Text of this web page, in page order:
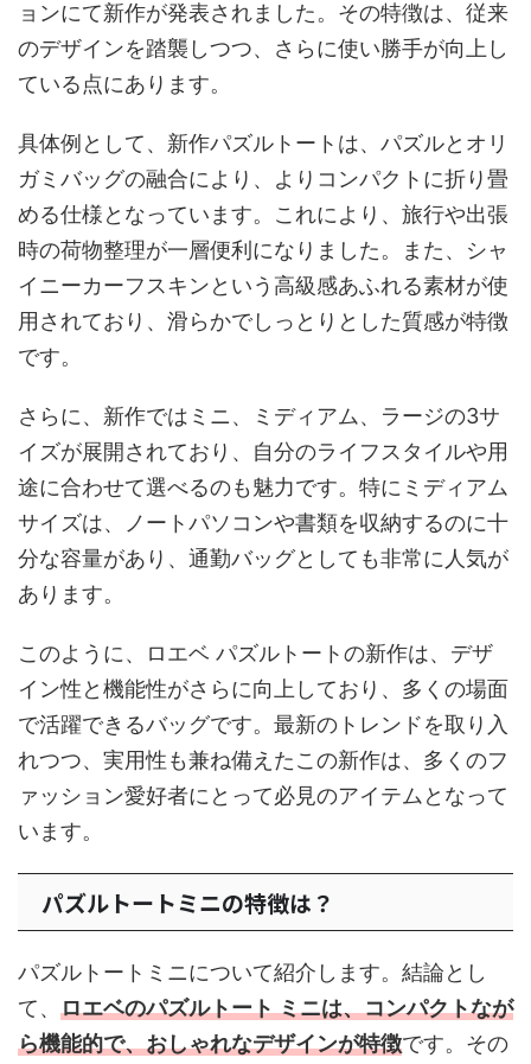
ョンにて新作が発表されました。その特徴は、従来
のデザインを踏襲しつつ、さらに使い勝手が向上し
ている点にあります。
具体例として、新作パズルトートは、パズルとオリ
ガミバッグの融合により、よりコンパクトに折り畳
める仕様となっています。これにより、旅行や出張
時の荷物整理が一層便利になりました。また、シャ
イニーカーフスキンという高級感あふれる素材が使
用されており、滑らかでしっとりとした質感が特徴
です。
さらに、新作ではミニ、ミディアム、ラージの3サ
イズが展開されており、自分のライフスタイルや用
途に合わせて選べるのも魅力です。特にミディアム
サイズは、ノートパソコンや書類を収納するのに十
分な容量があり、通勤バッグとしても非常に人気が
あります。
このように、ロエベ パズルトートの新作は、デザ
イン性と機能性がさらに向上しており、多くの場面
で活躍できるバッグです。最新のトレンドを取り入
れつつ、実用性も兼ね備えたこの新作は、多くのフ
ァッション愛好者にとって必見のアイテムとなって
います。
パズルトートミニの特徴は？
パズルトートミニについて紹介します。結論とし
て、 ロエベのパズルトート ミニは、コンパクトなが
ら機能的で、おしゃれなデザインが特徴です。その